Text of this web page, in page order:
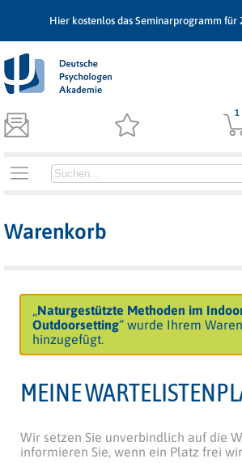
Hier kostenlos das Seminarprogramm für
1
Warenkorb
„Naturgestützte Methoden im
Outdoorsetting“ wurde Ihrem
hinzugefügt.
MEINE
Wir setzen Sie unverbindlich auf die
informieren Sie, wenn ein Platz frei